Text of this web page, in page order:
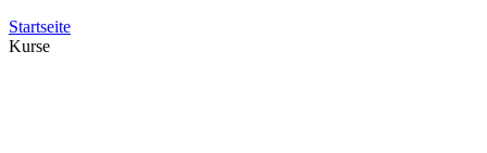
Startseite
Kurse